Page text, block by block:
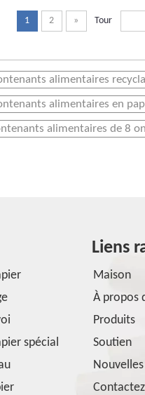
1 2 » Tour
alimentaires
alimentaires en
alimentaires de 8
spécial
Liens
Maison
À propos
Produits
Soutien
Nouvelles